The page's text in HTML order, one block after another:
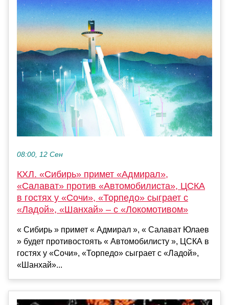
08:00, 12 Сен
КХЛ. «Сибирь» примет «Адмирал»,
«Салават» против «Автомобилиста», ЦСКА
в гостях у «Сочи», «Торпедо» сыграет с
«Ладой», «Шанхай» – с «Локомотивом»
« Сибирь » примет « Адмирал », « Салават Юлаев
» будет противостоять « Автомобилисту », ЦСКА в
гостях у «Сочи», «Торпедо» сыграет с «Ладой»,
«Шанхай»...